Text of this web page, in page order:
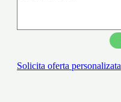
Solicita oferta personalizata